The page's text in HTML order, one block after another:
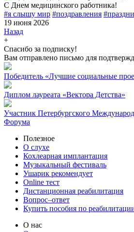
С Днем медицинского работника!
#я слышу мир #поздравления
19 июня 2026
Назад
+
Спасибо за подписку!
Вам отправлено письмо для
Победитель «Лучшие социальные
Диплом лауреата «Вектора Детства»
Участник Петербургского
Форума
Полезное
О слухе
Кохлеарная имплантация
Музыкальный фестиваль
Ушарик рекомендует
Online тест
Дистанционная реабилитация
Вопрос–ответ
Купить пособия по
О нас